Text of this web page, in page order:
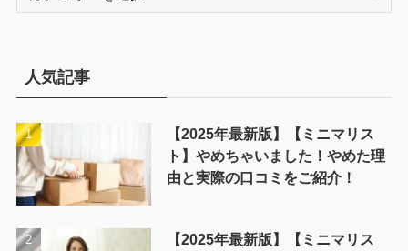
ー人気記事
【2025年最新版】【ミニマリス
ト】やめちゃいました！やめた理
由と実際の口コミをご紹介！
【2025年最新版】【ミニマリス